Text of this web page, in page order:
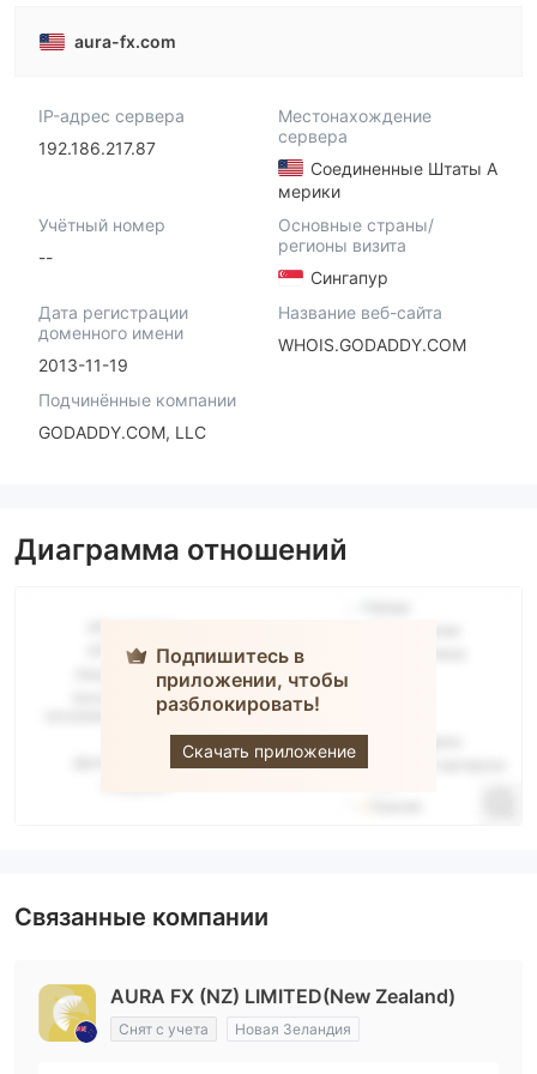
aura-fx.com
IP-адрес сервера
192.186.217.87
Местонахождение
сервера
Соединенные Штаты А
мерики
Учётный номер
--
Основные страны/
регионы визита
Сингапур
Дата регистрации
доменного имени
2013-11-19
Название веб-сайта
WHOIS.GODADDY.COM
Подчинённые компании
GODADDY.COM, LLC
Диаграмма отношений
Подпишитесь в
приложении, чтобы
разблокировать!
Скачать приложение
Aura FX
Связанные компании
AURA FX (NZ) LIMITED(New Zealand)
Снят с учета Новая Зеландия